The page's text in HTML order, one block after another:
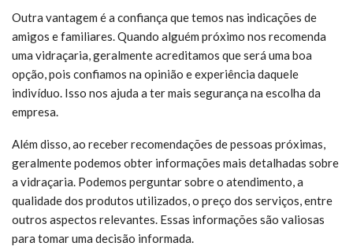
Outra vantagem é a confiança que temos nas indicações de
amigos e familiares. Quando alguém próximo nos recomenda
uma vidraçaria, geralmente acreditamos que será uma boa
opção, pois confiamos na opinião e experiência daquele
indivíduo. Isso nos ajuda a ter mais segurança na escolha da
empresa.
Além disso, ao receber recomendações de pessoas próximas,
geralmente podemos obter informações mais detalhadas sobre
a vidraçaria. Podemos perguntar sobre o atendimento, a
qualidade dos produtos utilizados, o preço dos serviços, entre
outros aspectos relevantes. Essas informações são valiosas
para tomar uma decisão informada.